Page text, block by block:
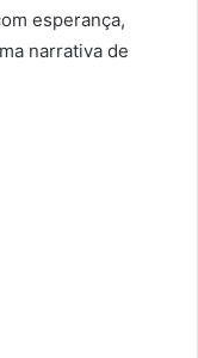
esperança,
narrativa de